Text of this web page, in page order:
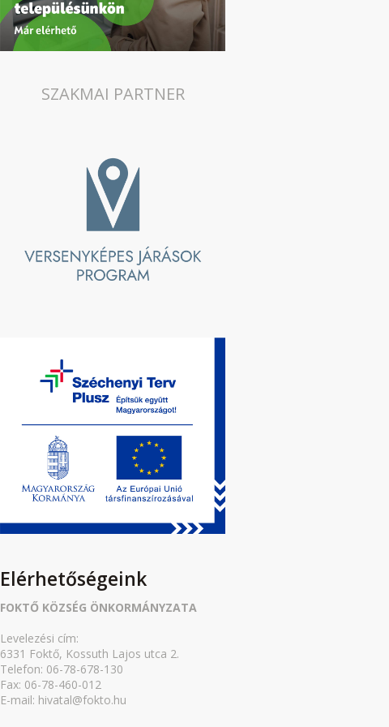
SZAKMAI PARTNER
Elérhetőségeink
FOKTŐ KÖZSÉG ÖNKORMÁNYZATA
Levelezési cím:
6331 Foktő, Kossuth Lajos utca 2.
Telefon: 06-78-678-130
Fax: 06-78-460-012
E-mail: hivatal@fokto.hu